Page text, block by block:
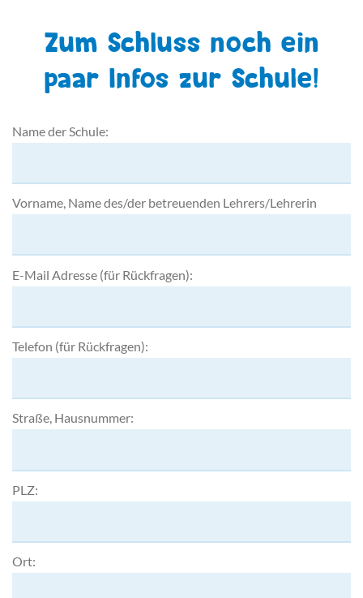
Zum Schluss noch ein
paar Infos zur Schule!
Name der Schule:
Vorname, Name des/der betreuenden Lehrers/Lehrerin
E-Mail Adresse (für Rückfragen):
Telefon (für Rückfragen):
Straße, Hausnummer:
PLZ:
Ort: